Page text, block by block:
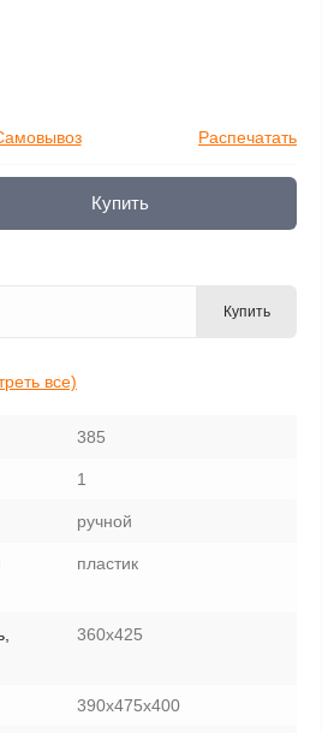
Распечатать
Купить
Купить
все)
385
1
ручной
пластик
360х425
390х475х400